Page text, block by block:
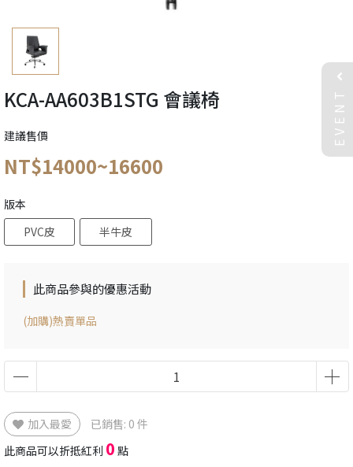
KCA-AA603B1STG 會議椅
建議售價
NT$14000~16600
版本
PVC皮
半牛皮
此商品參與的優惠活動
(加購)熱賣單品
加入最愛
已銷售: 0 件
此商品可以折抵紅利 0 點
EVENT